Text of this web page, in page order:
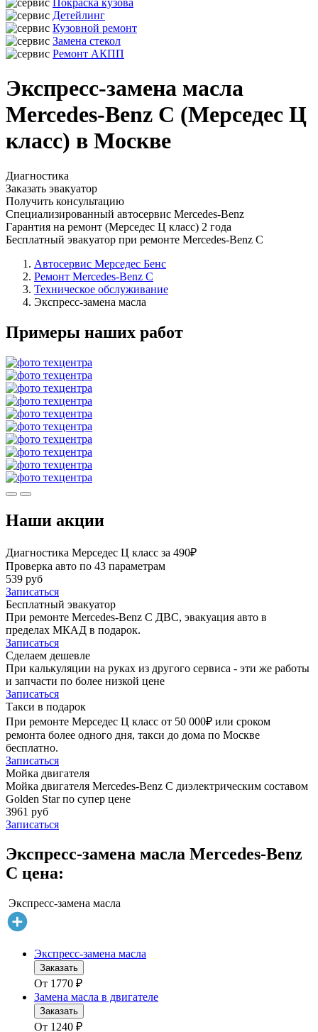
Покраска кузова
Детейлинг
Кузовной ремонт
Замена стекол
Ремонт АКПП
Экспресс-замена масла
Mercedes-Benz C (Мерседес Ц
класс) в Москве
Диагностика
Заказать эвакуатор
Получить консультацию
Специализированный автосервис Mercedes-Benz
Гарантия на ремонт (Мерседес Ц класс) 2 года
Бесплатный эвакуатор при ремонте Mercedes-Benz C
Автосервис Мерседес Бенс
Ремонт Mercedes-Benz C
Техническое обслуживание
Экспресс-замена масла
Примеры наших работ
Наши акции
Диагностика Мерседес Ц класс за 490₽
Проверка авто по 43 параметрам
539 руб
Записаться
Бесплатный эвакуатор
При ремонте Mercedes-Benz C ДВС, эвакуация авто в
пределах МКАД в подарок.
Записаться
Сделаем дешевле
При калькуляции на руках из другого сервиса - эти же работы
и запчасти по более низкой цене
Записаться
Такси в подарок
При ремонте Мерседес Ц класс от 50 000₽ или сроком
ремонта более одного дня, такси до дома по Москве
бесплатно.
Записаться
Мойка двигателя
Мойка двигателя Mercedes-Benz C диэлектрическим составом
Golden Star по супер цене
3961 руб
Записаться
Экспресс-замена масла Mercedes-Benz
C цена:
Экспресс-замена масла
Экспресс-замена масла
Заказать
От 1770 ₽
Замена масла в двигателе
Заказать
От 1240 ₽